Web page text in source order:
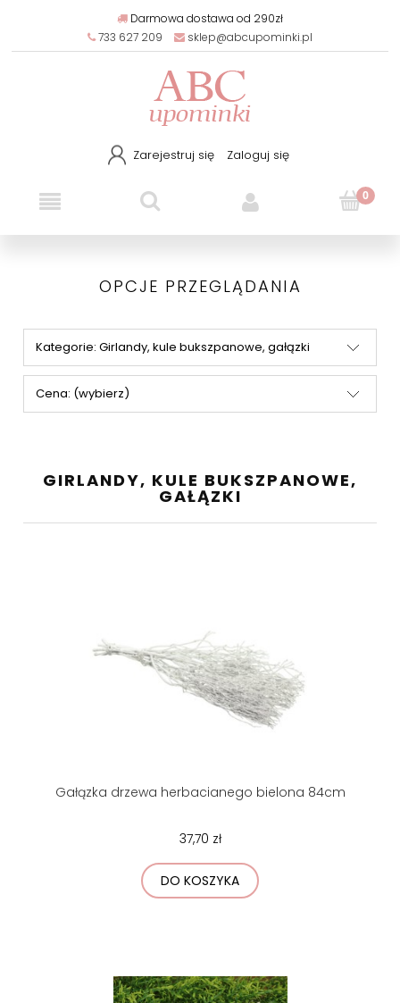
Darmowa dostawa od 290zł
733 627 209
sklep@abcupominki.pl
Zarejestruj się Zaloguj się
OPCJE PRZEGLĄDANIA
Kategorie: Girlandy, kule bukszpanowe, gałązki
Cena: (wybierz)
GIRLANDY, KULE BUKSZPANOWE,
GAŁĄZKI
Gałązka drzewa herbacianego bielona 84cm
37,70 zł
DO KOSZYKA